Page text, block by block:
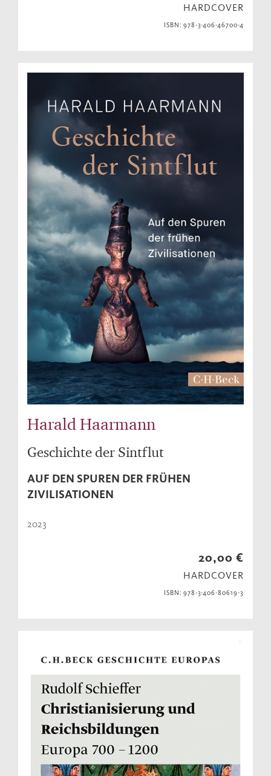
HARDCOVER
ISBN: 978-3-406-46700-4
Harald Haarmann
Geschichte der Sintflut
AUF DEN SPUREN DER FRÜHEN
ZIVILISATIONEN
2023
20,00 €
HARDCOVER
ISBN: 978-3-406-80619-3